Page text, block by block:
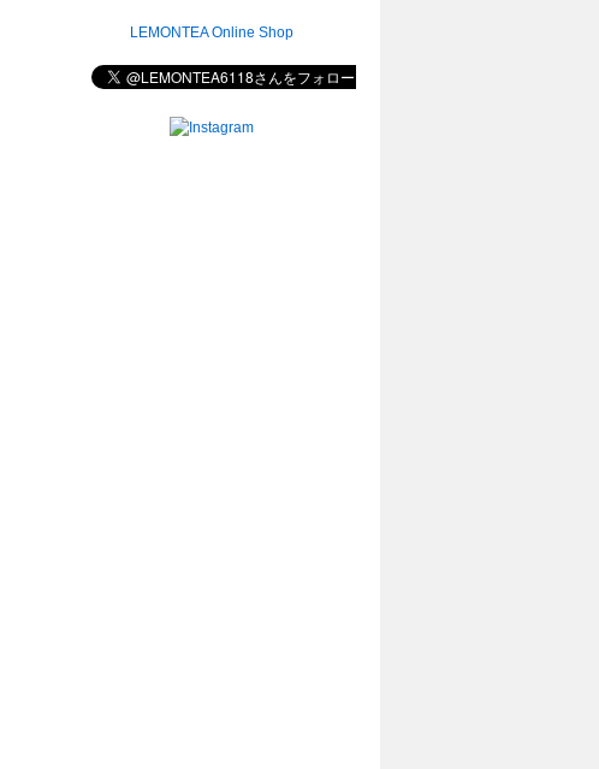
LEMONTEA Online Shop